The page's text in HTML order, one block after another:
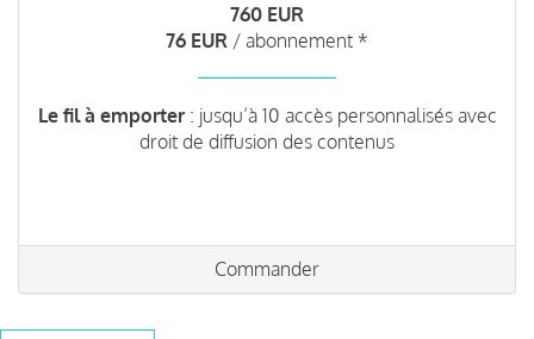
760 EUR
76 EUR / abonnement *
Le fil à emporter: jusqu’à 10 accès personnalisés avec
droit de diffusion des contenus
Commander